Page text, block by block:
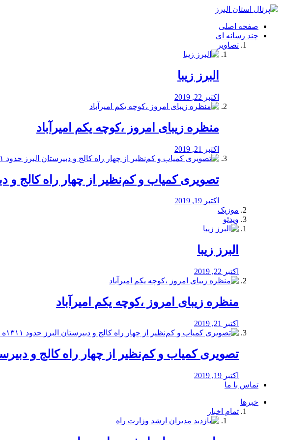
فصد
شرق
تهران
خشکشویی
صفحه اصلی
چند رسانه ای
تصاویر
البرز زیبا
اکتبر 22, 2019
منظره‌‌ زیبای امروز ،کوچه یکم امیرآباد
اکتبر 21, 2019
️تصویری کمیاب و کم‌نظیر از چهار راه كالج و
اکتبر 19, 2019
موزیک
ویدئو
البرز زیبا
اکتبر 22, 2019
منظره‌‌ زیبای امروز ،کوچه یکم امیرآباد
اکتبر 21, 2019
️تصویری کمیاب و کم‌نظیر از چهار راه كالج و دبيرستان
اکتبر 19, 2019
تماس با ما
خبرها
تمام اخبار